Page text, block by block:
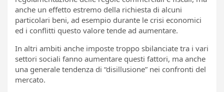
anche un effetto estremo della richiesta di alcuni
particolari beni, ad esempio durante le crisi economici
ed i conflitti questo valore tende ad aumentare.
In altri ambiti anche imposte troppo sbilanciate tra i vari
settori sociali fanno aumentare questi fattori, ma anche
una generale tendenza di “disillusione” nei confronti del
mercato.